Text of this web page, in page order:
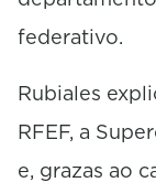
federativo.
Rubiales
RFEF, a
e, grazas ao